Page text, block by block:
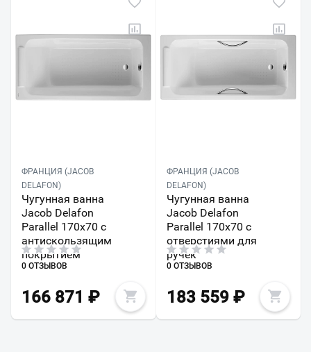
ФРАНЦИЯ (JACOB
DELAFON)
Чугунная ванна
Jacob Delafon
Parallel 170х70 с
антискользящим
покрытием
0 ОТЗЫВОВ
166 871 ₽
ФРАНЦИЯ (JACOB
DELAFON)
Чугунная ванна
Jacob Delafon
Parallel 170х70 с
отверстиями для
ручек
0 ОТЗЫВОВ
183 559₽